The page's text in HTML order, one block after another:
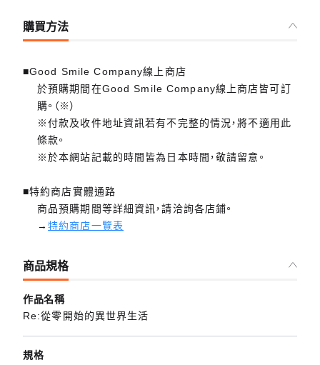
購買方法
■Good Smile Company線上商店
於預購期間在Good Smile Company線上商店皆可訂
購。（※）
※付款及收件地址資訊若有不完整的情況，將不適用此
條款。
※於本網站記載的時間皆為日本時間，敬請留意。
■特約商店實體通路
商品預購期間等詳細資訊，請洽詢各店鋪。
→特約商店一覽表
商品規格
作品名稱
Re:從零開始的異世界生活
規格